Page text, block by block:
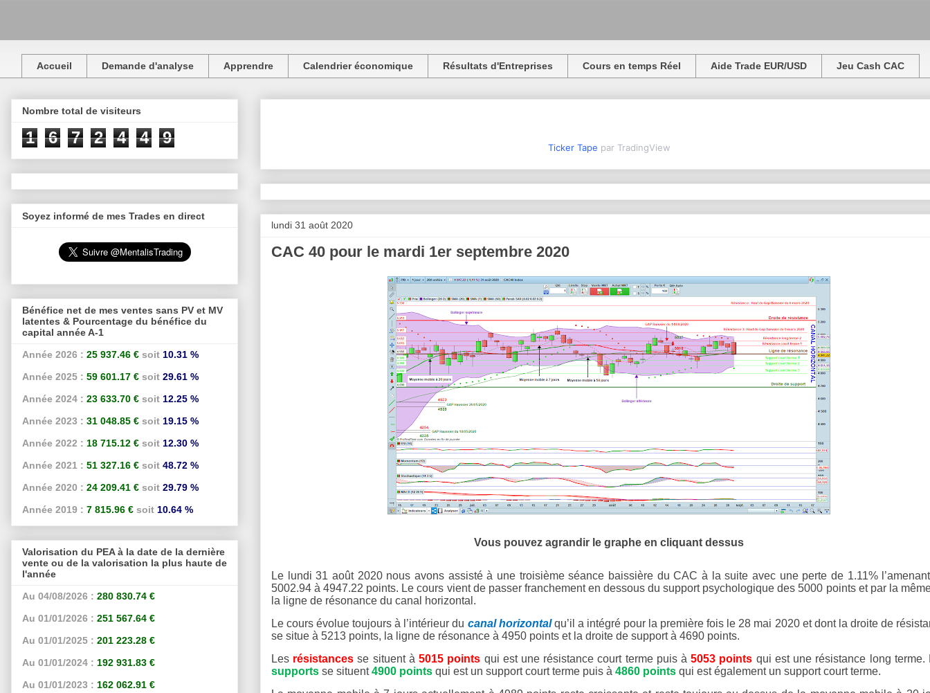
Accueil Demande d'analyse Apprendre Calendrier économique Résultats d'Entreprises Cours en temps Réel Aide Trade EUR/USD Jeu Cash CAC
Ticker Tape par TradingView
lundi 31 août 2020
CAC 40 pour le mardi 1er septembre 2020
Vous pouvez agrandir le graphe en cliquant dessus
Le lundi 31 août 2020 nous avons assisté à une troisième séance baissière du CAC à la suite avec une perte de 1.11%
5002.94 à 4947.22 points. Le cours vient de passer franchement en dessous du support psychologique des 5000 points et par la
la ligne de résonance du canal horizontal.
Le cours évolue toujours à l’intérieur du canal horizontalqu’il a intégré pour la première fois le 28 mai 2020 et dont la droite de
se situe à 5213 points, la ligne de résonance à 4950 points et la droite de support à 4690 points.
Les résistancesse situent à5015 points qui est une résistance court terme puis à5053 points qui est une résistance long terme.
supports se situent4900 points qui est un support court terme puis à 4860 points qui est également un support court terme.
Nombre total de visiteurs
1 6 7 2 4 4 9
Soyez informé de mes Trades en direct
Bénéfice net de mes ventes sans PV et MV
latentes & Pourcentage du bénéfice du
capital année A-1
Année 2026 : 25 937.46 € soit 10.31 %
Année 2025 : 59 601.17 € soit 29.61 %
Année 2024 : 23 633.70 € soit 12.25 %
Année 2023 : 31 048.85 € soit 19.15 %
Année 2022 : 18 715.12 € soit 12.30 %
Année 2021 : 51 327.16 € soit 48.72 %
Année 2020 : 24 209.41 € soit 29.79 %
Année 2019 : 7 815.96 € soit 10.64 %
Valorisation du PEA à la date de la dernière
vente ou de la valorisation la plus haute de
l'année
Au 04/08/2026 : 280 830.74 €
Au 01/01/2026 : 251 567.64 €
Au 01/01/2025 : 201 223.28 €
Au 01/01/2024 : 192 931.83 €
Au 01/01/2023 : 162 062.91 €